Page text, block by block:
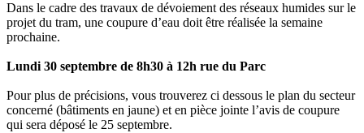
Dans le cadre des travaux de dévoiement des réseaux humides sur le
projet du tram, une coupure d’eau doit être réalisée la semaine
prochaine.
Lundi 30 septembre de 8h30 à 12h rue du Parc
Pour plus de précisions, vous trouverez ci dessous le plan du secteur
concerné (bâtiments en jaune) et en pièce jointe l’avis de coupure
qui sera déposé le 25 septembre.